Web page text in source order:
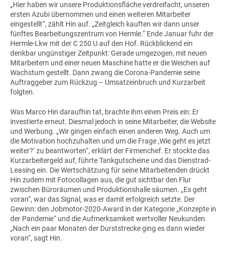
„Hier haben wir unsere Produktionsfläche verdreifacht, unseren
ersten Azubi übernommen und einen weiteren Mitarbeiter
eingestellt“, zählt Hin auf. „Zeitgleich kauften wir dann unser
fünftes Bearbeitungszentrum von Hermle.“ Ende Januar fuhr der
Hermle-Lkw mit derC 250 Uauf den Hof. Rückblickend ein
denkbar ungünstiger Zeitpunkt: Gerade umgezogen, mit neuen
Mitarbeitern und einer neuen Maschine hatte er die Weichen auf
Wachstum gestellt. Dann zwang die Corona-Pandemie seine
Auftraggeber zum Rückzug – Umsatzeinbruch und Kurzarbeit
folgten.
Was Marco Hin daraufhin tat, brachte ihm einen Preis ein: Er
investierte erneut. Diesmal jedoch in seine Mitarbeiter, die Website
und Werbung. „Wir gingen einfach einen anderen Weg. Auch um
die Motivation hochzuhalten und um die Frage ‚Wie geht es jetzt
weiter?‘ zu beantworten“, erklärt der Firmenchef. Er stockte das
Kurzarbeitergeld auf, führte Tankgutscheine und das Dienstrad-
Leasing ein. Die Wertschätzung für seine Mitarbeitenden drückt
Hin zudem mit Fotocollagen aus, die gut sichtbar den Flur
zwischen Büroräumen und Produktionshalle säumen. „Es geht
voran“, war das Signal, was er damit erfolgreich setzte. Der
Gewinn: den Jobmotor-2020-Award in der Kategorie „Konzepte in
der Pandemie“ und die Aufmerksamkeit wertvoller Neukunden.
„Nach ein paar Monaten der Durststrecke ging es dann wieder
voran“, sagt Hin.